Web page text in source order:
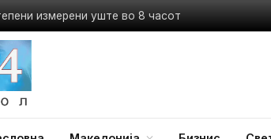
измерени уште во 8 часот